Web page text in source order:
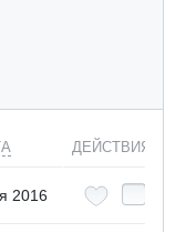
ДЕЙСТВИЯ
2016